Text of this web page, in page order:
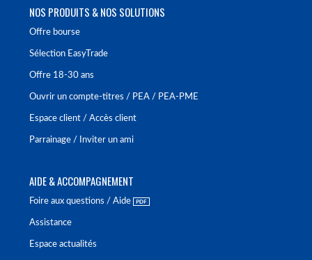
NOS PRODUITS & NOS SOLUTIONS
Offre bourse
Sélection EasyTrade
Offre 18-30 ans
Ouvrir un compte-titres / PEA / PEA-PME
Espace client / Accès client
Parrainage / Inviter un ami
AIDE & ACCOMPAGNEMENT
Foire aux questions / Aide
Assistance
Espace actualités